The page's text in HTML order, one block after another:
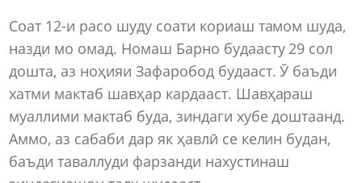
Соат 12-и расо шуду соати кориаш тамом шуда,
назди мо омад. Номаш Барно будаасту 29 сол
дошта, аз ноҳияи Зафаробод будааст. Ӯ баъди
хатми мактаб шавҳар кардааст. Шавҳараш
муаллими мактаб буда, зиндаги хубе доштаанд.
Аммо, аз сабаби дар як ҳавлӣ се келин будан,
баъди таваллуди фарзанди нахустинаш